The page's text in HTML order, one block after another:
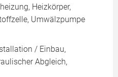
Heizkörper,
Umwälzpumpe
/ Einbau,
Abgleich,